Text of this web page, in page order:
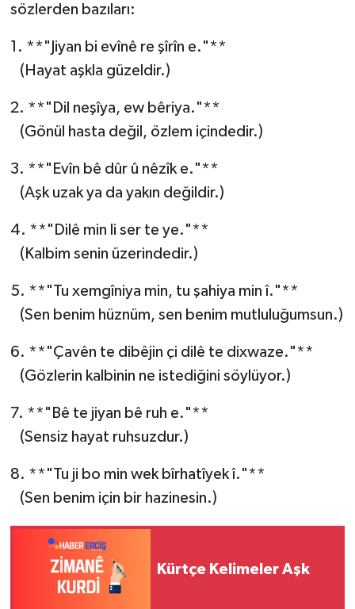
sözlerden bazıları:
1. **"Jiyan bi evînê re şîrîn e."**
(Hayat aşkla güzeldir.)
2. **"Dil neşîya, ew bêriya."**
(Gönül hasta değil, özlem içindedir.)
3. **"Evîn bê dûr û nêzîk e."**
(Aşk uzak ya da yakın değildir.)
4. **"Dilê min li ser te ye."**
(Kalbim senin üzerindedir.)
5. **"Tu xemgîniya min, tu şahiya min î."**
(Sen benim hüznüm, sen benim mutluluğumsun.)
6. **"Çavên te dibêjin çi dilê te dixwaze."**
(Gözlerin kalbinin ne istediğini söylüyor.)
7. **"Bê te jiyan bê ruh e."**
(Sensiz hayat ruhsuzdur.)
8. **"Tu ji bo min wek bîrhatîyek î."**
(Sen benim için bir hazinesin.)
Kürtçe Kelimeler Aşk